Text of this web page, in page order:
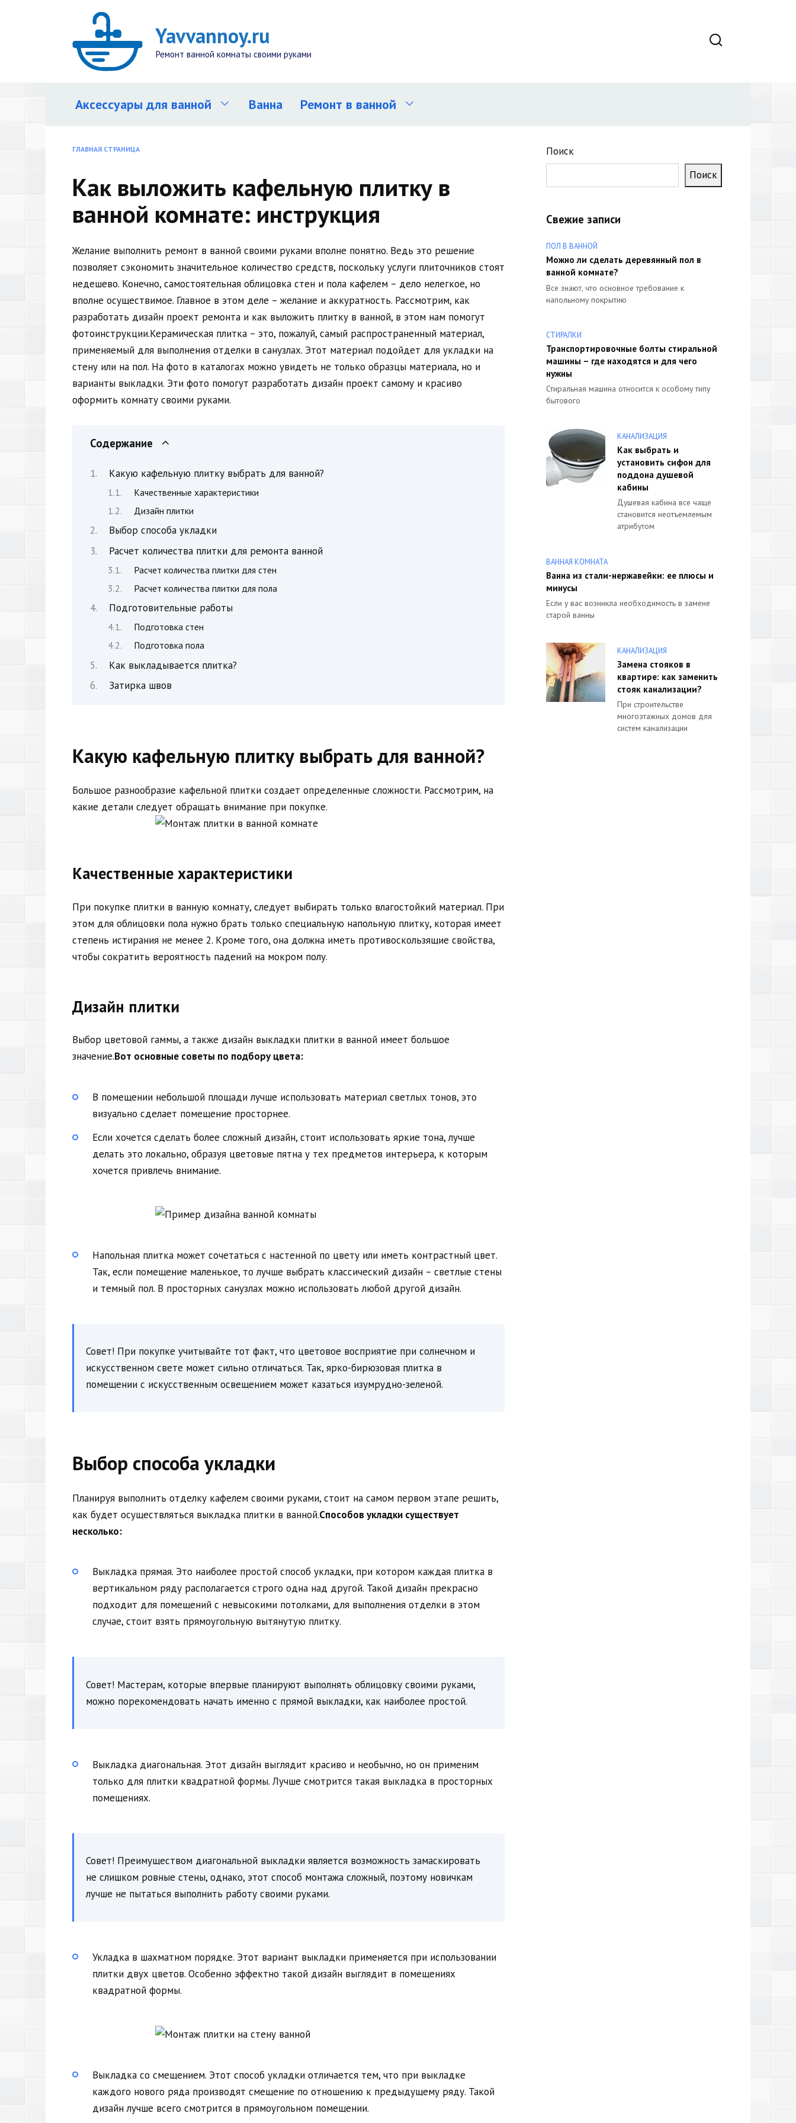
Yavvannoy.ru
Ремонт ванной комнаты своими руками
Аксессуары для ванной Ванна Ремонт в ванной
ГЛАВНАЯ СТРАНИЦА
Как выложить кафельную плитку в
ванной комнате: инструкция
Желание выполнить ремонт в ванной своими руками вполне понятно. Ведь это решение
позволяет сэкономить значительное количество средств, поскольку услуги плиточников стоят
недешево. Конечно, самостоятельная облицовка стен и пола кафелем – дело нелегкое, но
вполне осуществимое. Главное в этом деле – желание и аккуратность. Рассмотрим, как
разработать дизайн проект ремонта и как выложить плитку в ванной, в этом нам помогут
фотоинструкции.Керамическая плитка – это, пожалуй, самый распространенный материал,
применяемый для выполнения отделки в санузлах. Этот материал подойдет для укладки на
стену или на пол. На фото в каталогах можно увидеть не только образцы материала, но и
варианты выкладки. Эти фото помогут разработать дизайн проект самому и красиво
оформить комнату своими руками.
Содержание
Какую кафельную плитку выбрать для ванной?
Качественные характеристики
Дизайн плитки
Выбор способа укладки
Расчет количества плитки для ремонта ванной
Расчет количества плитки для стен
Расчет количества плитки для пола
Подготовительные работы
Подготовка стен
Подготовка пола
Как выкладывается плитка?
Затирка швов
Какую кафельную плитку выбрать для ванной?
Большое разнообразие кафельной плитки создает определенные сложности. Рассмотрим, на
какие детали следует обращать внимание при покупке.
Качественные характеристики
При покупке плитки в ванную комнату, следует выбирать только влагостойкий материал. При
этом для облицовки пола нужно брать только специальную напольную плитку, которая имеет
степень истирания не менее 2. Кроме того, она должна иметь противоскользящие свойства,
чтобы сократить вероятность падений на мокром полу.
Дизайн плитки
Выбор цветовой гаммы, а также дизайн выкладки плитки в ванной имеет большое
значение.Вот основные советы по подбору цвета:
В помещении небольшой площади лучше использовать материал светлых тонов, это
визуально сделает помещение просторнее.
Если хочется сделать более сложный дизайн, стоит использовать яркие тона, лучше
делать это локально, образуя цветовые пятна у тех предметов интерьера, к которым
хочется привлечь внимание.
Напольная плитка может сочетаться с настенной по цвету или иметь контрастный цвет.
Так, если помещение маленькое, то лучше выбрать классический дизайн – светлые стены
и темный пол. В просторных санузлах можно использовать любой другой дизайн.
Совет! При покупке учитывайте тот факт, что цветовое восприятие при солнечном и
искусственном свете может сильно отличаться. Так, ярко-бирюзовая плитка в
помещении с искусственным освещением может казаться изумрудно-зеленой.
Выбор способа укладки
Планируя выполнить отделку кафелем своими руками, стоит на самом первом этапе решить,
как будет осуществляться выкладка плитки в ванной.Способов укладки существует
несколько:
Выкладка прямая. Это наиболее простой способ укладки, при котором каждая плитка в
вертикальном ряду располагается строго одна над другой. Такой дизайн прекрасно
подходит для помещений с невысокими потолками, для выполнения отделки в этом
случае, стоит взять прямоугольную вытянутую плитку.
Совет! Мастерам, которые впервые планируют выполнять облицовку своими руками,
можно порекомендовать начать именно с прямой выкладки, как наиболее простой.
Выкладка диагональная. Этот дизайн выглядит красиво и необычно, но он применим
только для плитки квадратной формы. Лучше смотрится такая выкладка в просторных
помещениях.
Совет! Преимуществом диагональной выкладки является возможность замаскировать
не слишком ровные стены, однако, этот способ монтажа сложный, поэтому новичкам
лучше не пытаться выполнить работу своими руками.
Укладка в шахматном порядке. Этот вариант выкладки применяется при использовании
плитки двух цветов. Особенно эффектно такой дизайн выглядит в помещениях
квадратной формы.
Выкладка со смещением. Этот способ укладки отличается тем, что при выкладке
каждого нового ряда производят смещение по отношению к предыдущему ряду. Такой
дизайн лучше всего смотрится в прямоугольном помещении.
Поиск
Поиск
Свежие записи
ПОЛ В ВАННОЙ
Можно ли сделать деревянный пол в
ванной комнате?
Все знают, что основное требование к
напольному покрытию
СТИРАЛКИ
Транспортировочные болты стиральной
машины – где находятся и для чего
нужны
Стиральная машина относится к особому типу
бытового
КАНАЛИЗАЦИЯ
Как выбрать и
установить сифон для
поддона душевой
кабины
Душевая кабина все чаще
становится неотъемлемым
атрибутом
ВАННАЯ КОМНАТА
Ванна из стали-нержавейки: ее плюсы и
минусы
Если у вас возникла необходимость в замене
старой ванны
КАНАЛИЗАЦИЯ
Замена стояков в
квартире: как заменить
стояк канализации?
При строительстве
многоэтажных домов для
систем канализации